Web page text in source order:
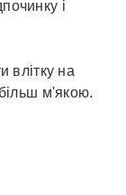
і
влітку на
м'якою.